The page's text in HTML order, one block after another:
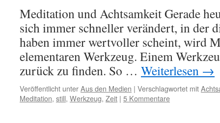
Meditation und Achtsamkeit Gerade
sich immer schneller verändert, in der
haben immer wertvoller scheint, wird
elementaren Werkzeug. Einem
zurück zu finden. So … Weiterlesen →
Veröffentlicht unterAus den Medien | Verschlagwortet mit
Meditation, still, Werkzeug, Zeit | 5 Kommentare